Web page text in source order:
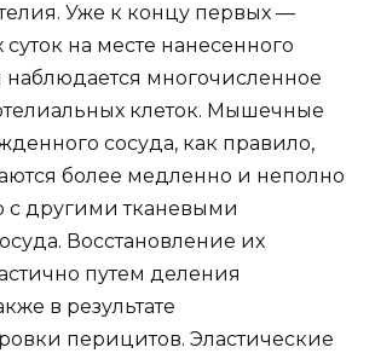
Уже к концу первых —
суток на месте нанесенного
многочисленное
клеток. Мышечные
сосуда, как правило,
более медленно и неполно
с другими тканевыми
Восстановление их
путем деления
в результате
перицитов. Эластические